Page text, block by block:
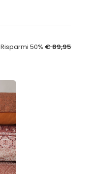
Risparmi 50% € 89,95